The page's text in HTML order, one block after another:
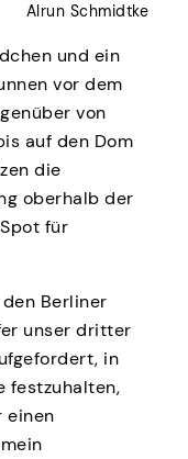
Alrun Schmidtke
und ein
vor dem
von
auf den Dom
die
oberhalb der
für
den Berliner
unser dritter
in
festzuhalten,
einen